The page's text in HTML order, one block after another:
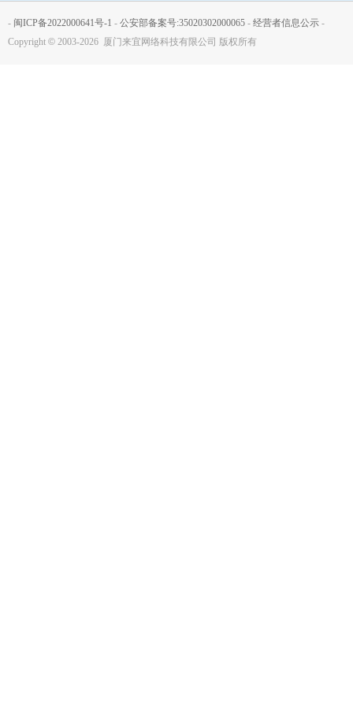
- 闽ICP备2022000641号-1 - 公安部备案号:35020302000065 - 经营者信息公示 -
Copyright © 2003-2026 厦门来宜网络科技有限公司 版权所有